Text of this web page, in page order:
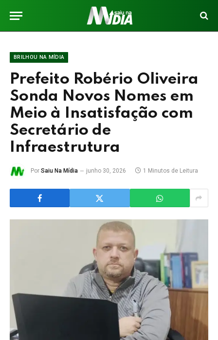
BRILHOU NA MÍDIA
Prefeito Robério Oliveira
Sonda Novos Nomes em
Meio à Insatisfação com
Secretário de
Infraestrutura
Por Saiu Na Mídia junho 30, 2026 1 Minutos de Leitura